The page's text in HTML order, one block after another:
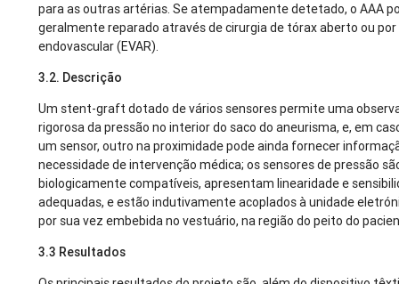
para as outras artérias. Se atempadamente detetado, o AAA
geralmente reparado através de cirurgia de tórax aberto ou
endovascular (EVAR).
3.2. Descrição
Um stent-graft dotado de vários sensores permite uma
rigorosa da pressão no interior do saco do aneurisma, e, em
um sensor, outro na proximidade pode ainda fornecer
necessidade de intervenção médica; os sensores de pressão
biologicamente compatíveis, apresentam linearidade e
adequadas, e estão indutivamente acoplados à unidade
por sua vez embebida no vestuário, na região do peito do
3.3 Resultados